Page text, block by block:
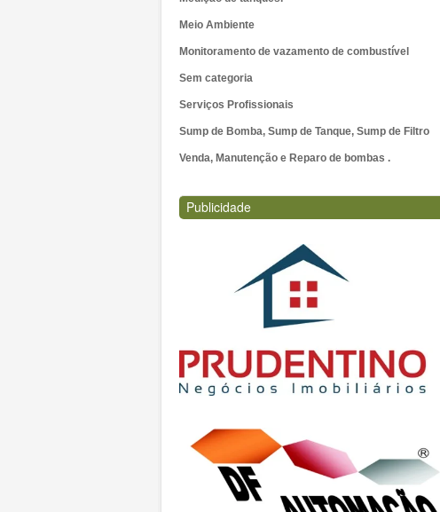
Meio Ambiente
Monitoramento de vazamento de combustível
Sem categoria
Serviços Profissionais
Sump de Bomba, Sump de Tanque, Sump de Filtro
Venda, Manutenção e Reparo de bombas .
Publicidade